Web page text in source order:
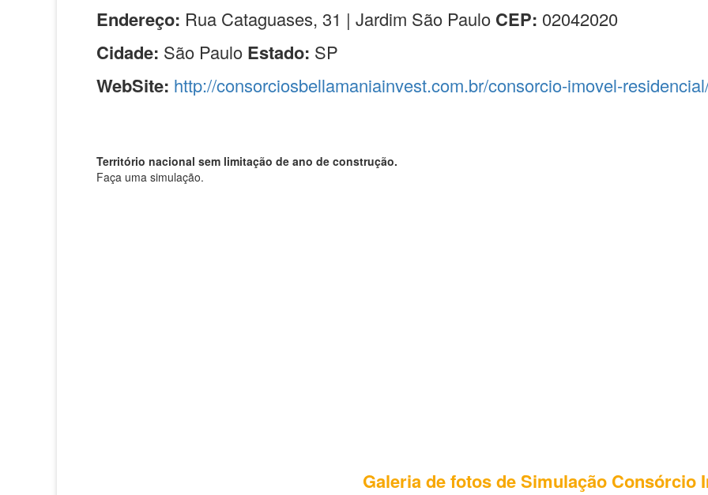
Endereço: Rua Cataguases, 31 | Jardim São Paulo CEP: 02042020
Cidade: São Paulo Estado: SP
WebSite: http://consorciosbellamaniainvest.com.br/consorcio-imovel-
Território nacional sem limitação de ano de construção.
Faça uma simulação.
Galeria de fotos de Simulação Consórcio